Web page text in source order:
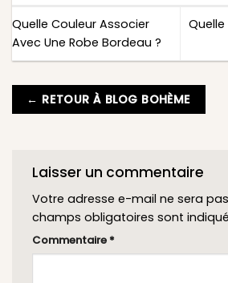
Quelle Couleur Associer
Avec Une Robe Bordeau ?
← RETOUR À BLOG BOHÈME
Laisser un commentaire
Votre adresse e-mail ne sera
champs obligatoires sont
Commentaire *